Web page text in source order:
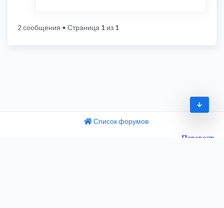
2 сообщения • Страница 1 из 1
Список форумов